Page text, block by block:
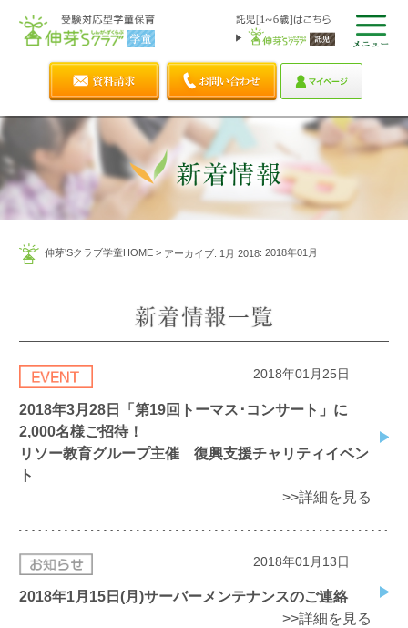
伸芽'Sクラブ学童HOME> アーカイブ: 1月 2018: 2018年01月
2018年01月25日
2018年3月28日「第19回トーマス･コンサート」に
2,000名様ご招待！
リソー教育グループ主催 復興支援チャリティイベン
ト
>>詳細を見る
2018年01月13日
2018年1月15日(月)サーバーメンテナンスのご連絡
>>詳細を見る